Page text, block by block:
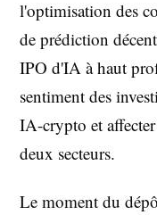
l'optimisation des
de prédiction
IPO d'IA à haut
sentiment des
IA-crypto et
deux secteurs.
Le moment du